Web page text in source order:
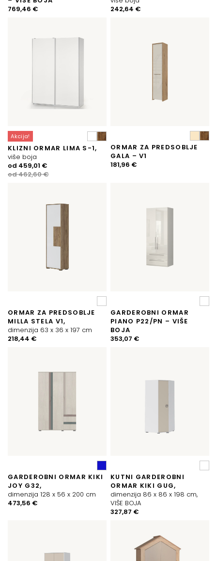
769,46 €
242,64 €
Akcija!
KLIZNI ORMAR LIMA S-1,
više boja
od462,60€
Izvorna
cijena
od 459,01 €
Trenutna
cijena
ORMAR ZA PREDSOBLJE
GALA – V1
181,96 €
ORMAR ZA PREDSOBLJE
MILLA STELA V1,
dimenzija 63 x 36 x 197 cm
218,44 €
GARDEROBNI ORMAR
PIANO P22/PN – VIŠE
BOJA
353,07 €
GARDEROBNI ORMAR KIKI
JOY G32,
dimenzija 128 x 56 x 200 cm
473,56 €
KUTNI GARDEROBNI
ORMAR KIKI GUG,
dimenzija 86 x 86 x 198 cm,
VIŠE BOJA
327,87 €